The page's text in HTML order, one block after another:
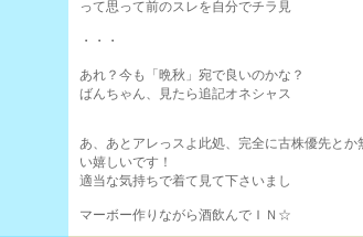
って思って前のスレを自分でチラ見
・・・
あれ？今も「晩秋」宛で良いのかな？
ばんちゃん、見たら追記オネシャス
あ、あとアレっスよ此処、完全に古株優先と
い嬉しいです！
適当な気持ちで着て見て下さいまし
マーボー作りながら酒飲んでＩＮ☆